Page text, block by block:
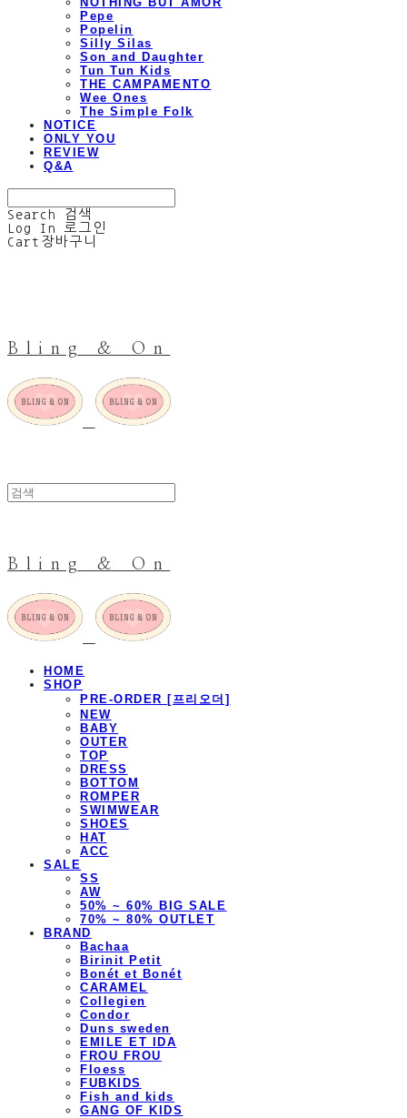
Pepe
Popelin
Silly Silas
Son and Daughter
Tun Tun Kids
THE CAMPAMENTO
Wee Ones
The Simple Folk
NOTICE
ONLY YOU
REVIEW
Q&A
Search
검색
Log In
로그인
Cart 장바구니
Bling & On
Bling & On
HOME
SHOP
PRE-ORDER [프리오더]
NEW
BABY
OUTER
TOP
DRESS
BOTTOM
ROMPER
SWIMWEAR
SHOES
HAT
ACC
SALE
SS
AW
50% ~ 60% BIG SALE
70% ~ 80% OUTLET
BRAND
Bachaa
Birinit Petit
Bonét et Bonét
CARAMEL
Collegien
Condor
Duns sweden
EMILE ET IDA
FROU FROU
Floess
FUBKIDS
Fish and kids
GANG OF KIDS